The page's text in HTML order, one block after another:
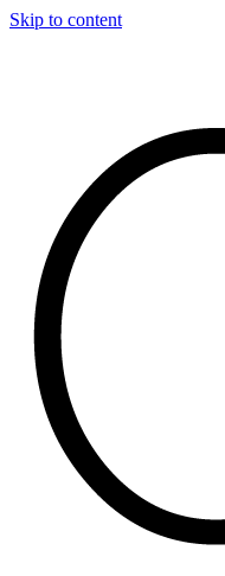
Skip to content